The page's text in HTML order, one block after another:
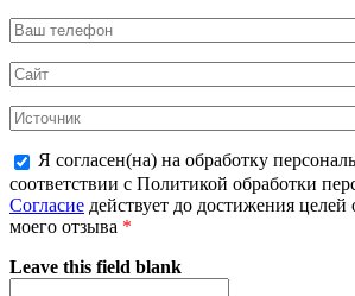
Я согласен(на) на обработку
соответствии с Политикой обработки
Согласие действует до достижения целей
моего отзыва *
Leave this field blank